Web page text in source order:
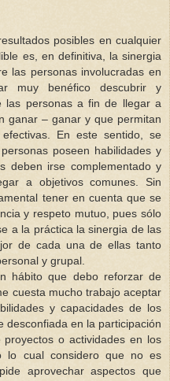
posibles en cualquier
es, en definitiva, la sinergia
las personas involucradas en
muy benéfico descubrir y
las personas a fin de llegar a
ganar – ganar y que permitan
En este sentido, se
poseen habilidades y
deben irse complementado y
a objetivos comunes. Sin
tener en cuenta que se
y respeto mutuo, pues sólo
a la práctica la sinergia de las
de cada una de ellas tanto
y grupal.
hábito que debo reforzar de
cuesta mucho trabajo aceptar
y capacidades de los
desconfiada en la participación
o actividades en los
lo cual considero que no es
aprovechar aspectos que